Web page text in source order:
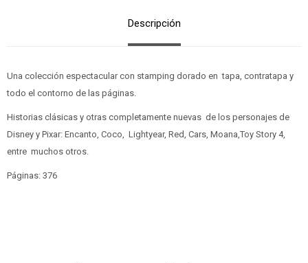
Descripción
Una colección espectacular con stamping dorado en tapa, contratapa y
todo el contorno de las páginas.
Historias clásicas y otras completamente nuevas de los personajes de
Disney y Pixar: Encanto, Coco, Lightyear, Red, Cars, Moana,Toy Story 4,
entre muchos otros.
Páginas: 376